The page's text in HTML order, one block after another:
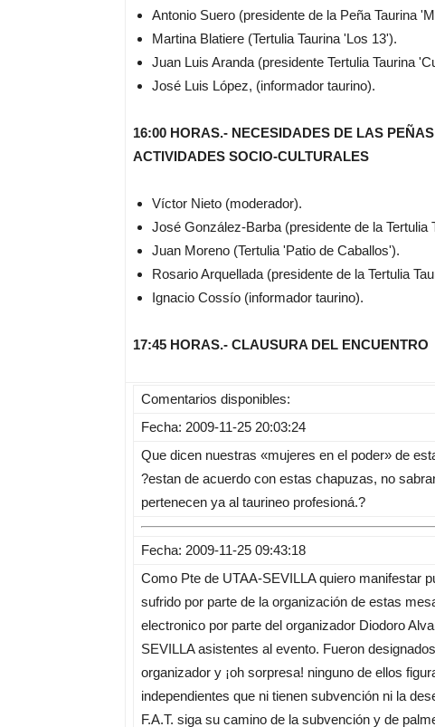
Antonio Suero (presidente de la Peña Taurina
Martina Blatiere (Tertulia Taurina 'Los 13').
Juan Luis Aranda (presidente Tertulia Taurina
José Luis López, (informador taurino).
16:00 HORAS.- NECESIDADES DE LAS
ACTIVIDADES SOCIO-CULTURALES
Víctor Nieto (moderador).
José González-Barba (presidente de la Tertulia
Juan Moreno (Tertulia 'Patio de Caballos').
Rosario Arquellada (presidente de la Tertulia
Ignacio Cossío (informador taurino).
17:45 HORAS.- CLAUSURA DEL ENCUENTRO
Comentarios disponibles:
Fecha: 2009-11-25 20:03:24
Que dicen nuestras «mujeres en el poder» de
?estan de acuerdo con estas chapuzas, no
pertenecen ya al taurineo profesioná.?
Fecha: 2009-11-25 09:43:18
Como Pte de UTAA-SEVILLA quiero manifestar
sufrido por parte de la organización de estas
electronico por parte del organizador Diodoro
SEVILLA asistentes al evento. Fueron
organizador y ¡oh sorpresa! ninguno de ellos
independientes que ni tienen subvención ni la
F.A.T. siga su camino de la subvención y de